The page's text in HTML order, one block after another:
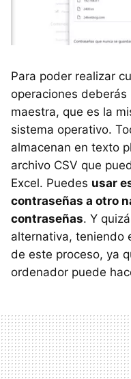
Para poder realizar
operaciones
maestra, que es la
sistema operativo.
almacenan en texto
archivo CSV que
Excel. Puedes usar
contraseñas a otro
contraseñas. Y
alternativa, teniendo
de este proceso, ya
ordenador puede